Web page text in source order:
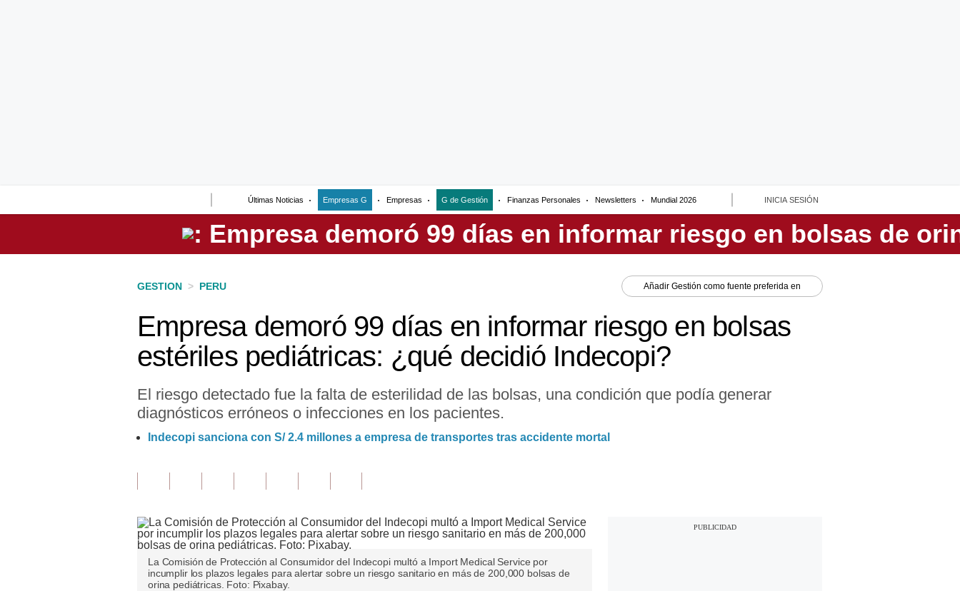
Últimas Noticias Empresas G Empresas G de Gestión Finanzas Personales Newsletters Mundial 2026 INICIA SESIÓN
Perú
GESTION > PERU Añadir Gestión como fuente preferida en
Empresa demoró 99 días en informar riesgo en bolsas
estériles pediátricas: ¿qué decidió Indecopi?
El riesgo detectado fue la falta de esterilidad de las bolsas, una condición que podía generar
diagnósticos erróneos o infecciones en los pacientes.
Indecopi sanciona con S/ 2.4 millones a empresa de transportes tras accidente mortal
La Comisión de Protección al Consumidor del Indecopi multó a Import Medical Service por
incumplir los plazos legales para alertar sobre un riesgo sanitario en más de 200,000 bolsas de
orina pediátricas. Foto: Pixabay.